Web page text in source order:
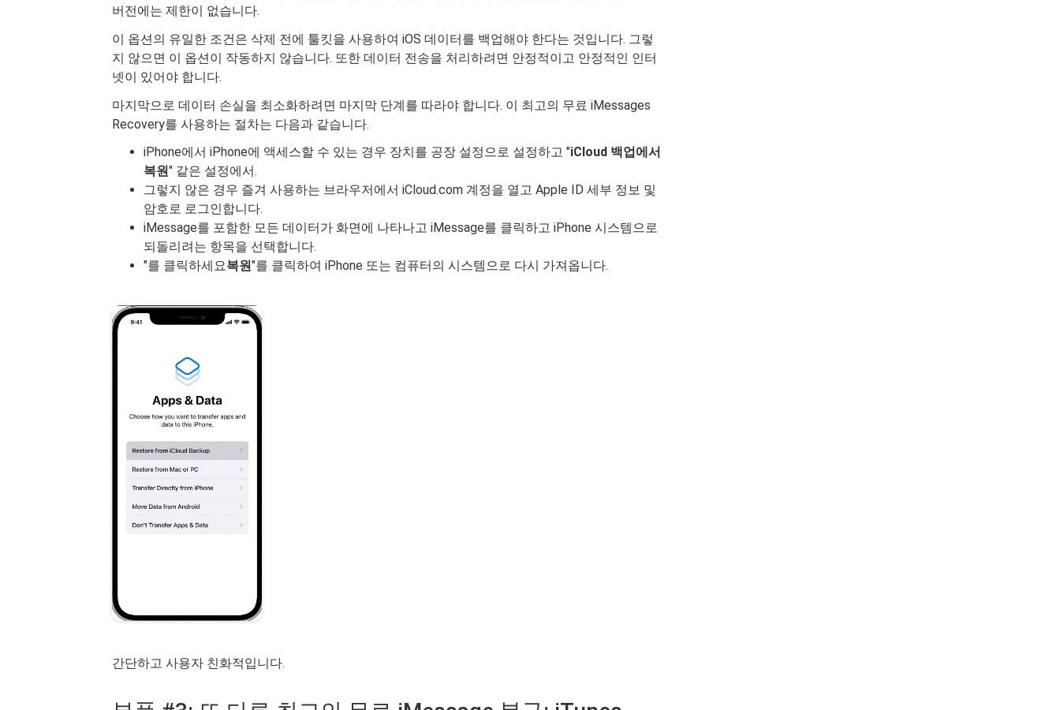
버전에는 제한이 없습니다.
이 옵션의 유일한 조건은 삭제 전에 툴킷을 사용하여 iOS 데이터를 백업해야 한다는 것입니다. 그렇
지 않으면 이 옵션이 작동하지 않습니다. 또한 데이터 전송을 처리하려면 안정적이고 안정적인 인터
넷이 있어야 합니다.
마지막으로 데이터 손실을 최소화하려면 마지막 단계를 따라야 합니다. 이 최고의 무료 iMessages
Recovery를 사용하는 절차는 다음과 같습니다.
iPhone에서 iPhone에 액세스할 수 있는 경우 장치를 공장 설정으로 설정하고 "iCloud 백업에서
복원" 같은 설정에서.
그렇지 않은 경우 즐겨 사용하는 브라우저에서 iCloud.com 계정을 열고 Apple ID 세부 정보 및
암호로 로그인합니다.
iMessage를 포함한 모든 데이터가 화면에 나타나고 iMessage를 클릭하고 iPhone 시스템으로
되돌리려는 항목을 선택합니다.
"를 클릭하세요복원"를 클릭하여 iPhone 또는 컴퓨터의 시스템으로 다시 가져옵니다.
간단하고 사용자 친화적입니다.